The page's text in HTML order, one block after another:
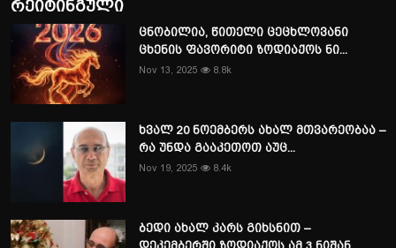
რეიტინგული
ცნობილია, წითელი ცეცხლოვანი
ცხენის ფავორიტი ზოდიაქოს ნი...
Nov 13, 2025 8.8k
ხვალ 20 ნოემბერს ახალ მთვარეობაა –
რა უნდა გააკეთოთ აუც...
Nov 19, 2025 8.4k
ბედი ახალ კარს გიხსნით –